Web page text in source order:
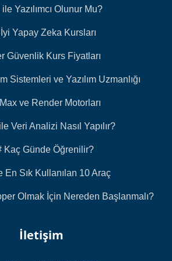
ile Yazılımcı Olunur Mu?
Yapay Zeka Kursları
Güvenlik Kurs Fiyatları
Sistemleri ve Yazılım Uzmanlığı
ve Render Motorları
Veri Analizi Nasıl Yapılır?
Kaç Günde Öğrenilir?
En Sık Kullanılan 10 Araç
Olmak İçin Nereden Başlanmalı?
İletişim